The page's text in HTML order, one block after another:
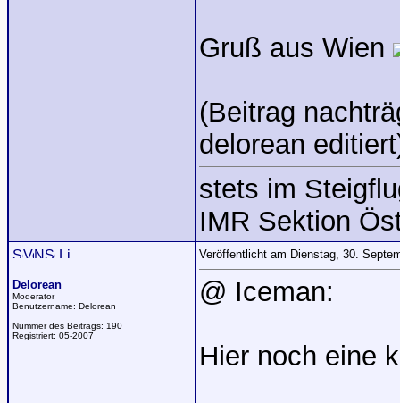
Gruß aus Wien
(Beitrag
delorean
stets im
IMR Sektion
Delorean
Moderator
Benutzername: Delorean
Nummer des Beitrags: 190
Registriert: 05-2007
Veröffentlicht am Dienstag, 30.
@ Iceman:
Hier noch eine